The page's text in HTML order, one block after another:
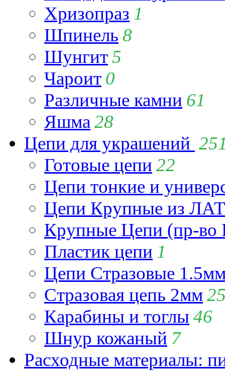
Хризопраз 1
Шпинель 8
Шунгит5
Чароит 0
Различные камни 61
Яшма 28
Цепи для украшений
Готовые цепи 22
Цепи тонкие и
Цепи Крупные из
Крупные Цепи (пр-во
Пластик цепи 1
Цепи Стразовые
Стразовая цепь 2мм
Карабины и тоглы 46
Шнур кожаный 7
Расходные материалы: